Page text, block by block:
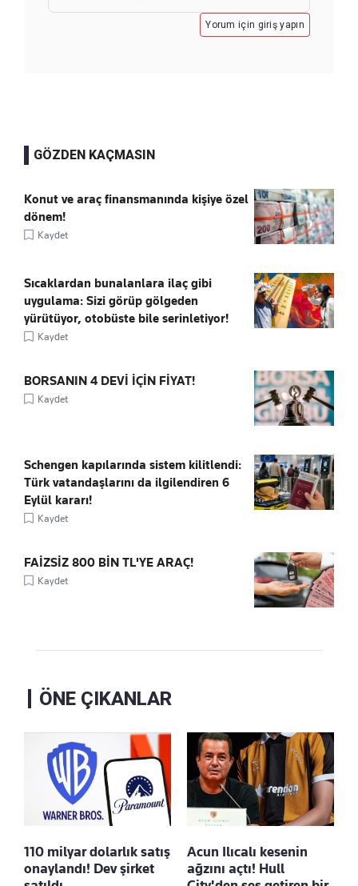
Yorum için giriş yapın
GÖZDEN KAÇMASIN
Konut ve araç finansmanında kişiye özel
dönem!
Kaydet
Sıcaklardan bunalanlara ilaç gibi
uygulama: Sizi görüp gölgeden
yürütüyor, otobüste bile serinletiyor!
Kaydet
BORSANIN 4 DEVİ İÇİN FİYAT!
Kaydet
Schengen kapılarında sistem kilitlendi:
Türk vatandaşlarını da ilgilendiren 6
Eylül kararı!
Kaydet
FAİZSİZ 800 BİN TL'YE ARAÇ!
Kaydet
ÖNE ÇIKANLAR
110 milyar dolarlık satış
onaylandı! Dev şirket
Acun Ilıcalı kesenin
ağzını açtı! Hull